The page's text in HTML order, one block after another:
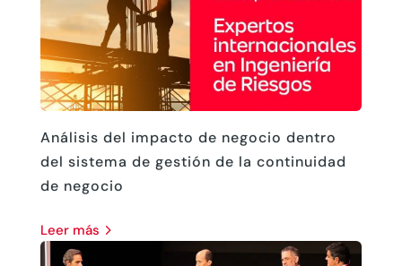
Análisis del impacto de negocio dentro
del sistema de gestión de la continuidad
de negocio
leer más